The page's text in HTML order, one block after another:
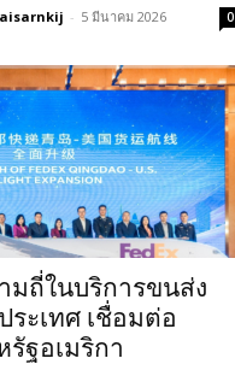
- 5 มีนาคม 2026 0
มถี่ในบริการขนส่ง
ระเทศ เชื่อมต่อ
รัฐอเมริกา